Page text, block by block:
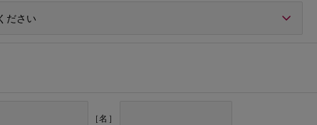
［名］